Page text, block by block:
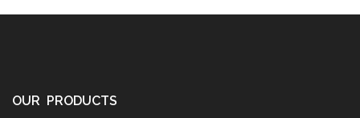
OUR PRODUCTS